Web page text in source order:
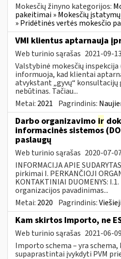
Mokesčių žinyno kategorijos:
pakeitimai » Mokesčių
» Pridėtinės vertės mokesčio
VMI klientus aptarnauja
Web turinio sąrašas 2021-09-13
Valstybinė mokesčių inspekcija
informuoja, kad klientai
atvykstant „gyvų“ konsultacijų
nebūtinas. Tačiau...
Metai: 2021 Pagrindinis:
Darbo organizavimo ir
informacinės sistemos
paslaugų
Web turinio sąrašas 2020-07-
INFORMACIJA APIE
pirkimai I. PERKANČIOJI
KONTAKTINIAI DUOMENYS:
organizacijos pavadinimas...
Metai: 2020 Pagrindinis:
Kam skirtos Importo, ne
Web turinio sąrašas 2021-06-09
Importo schema – yra
supaprastintai įvykdyti PVM